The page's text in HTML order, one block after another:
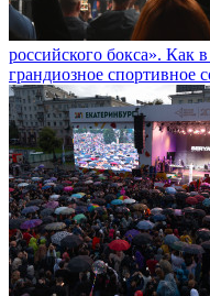
российского бокса». Как
грандиозное спортивное